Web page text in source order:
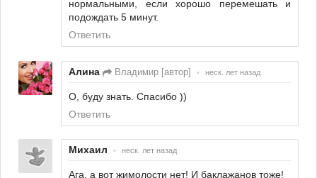
нормальными, если хорошо перемешать и
подождать 5 минут.
Ответить
Алина Владимир [автор] • неск. лет назад
О, буду знать. Спасибо ))
Ответить
Михаил • неск. лет назад
Ага, а вот жимолости нет! И баклажанов тоже!